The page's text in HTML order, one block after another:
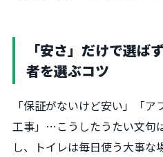
「安さ」だけで選ば
者を選ぶコツ
「保証がないけど安い」「
工事」…こうしたうたい文句
し、トイレは毎日使う大事な